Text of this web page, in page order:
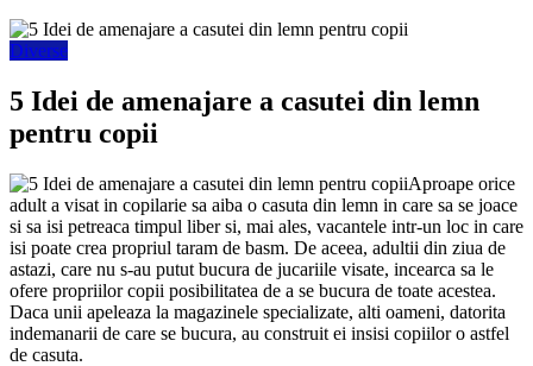
Diverse
5 Idei de amenajare a casutei din lemn
pentru copii
Aproape orice
adult a visat in copilarie sa aiba o casuta din lemn in care sa se joace
si sa isi petreaca timpul liber si, mai ales, vacantele intr-un loc in care
isi poate crea propriul taram de basm. De aceea, adultii din ziua de
astazi, care nu s-au putut bucura de jucariile visate, incearca sa le
ofere propriilor copii posibilitatea de a se bucura de toate acestea.
Daca unii apeleaza la magazinele specializate, alti oameni, datorita
indemanarii de care se bucura, au construit ei insisi copiilor o astfel
de casuta.